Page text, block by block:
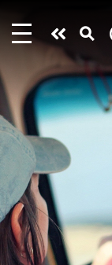
Take
action